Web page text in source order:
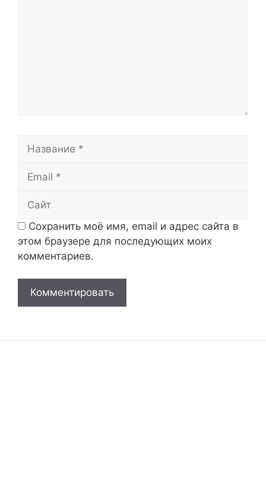
Сохранить моё имя, email и адрес сайта в
этом браузере для последующих моих
комментариев.